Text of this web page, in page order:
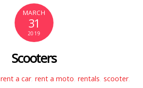
MARCH
31
2019
Scooters
,rent a car,rent a moto ,rentals ,scooter,